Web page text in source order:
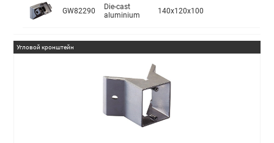
GW82290
Die-cast
aluminium
140x120x100
Угловой кронштейн